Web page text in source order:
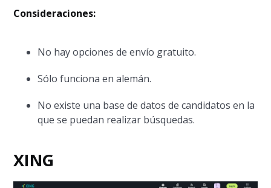
Consideraciones:
No hay opciones de envío gratuito.
Sólo funciona en alemán.
No existe una base de datos de candidatos en la
que se puedan realizar búsquedas.
XING